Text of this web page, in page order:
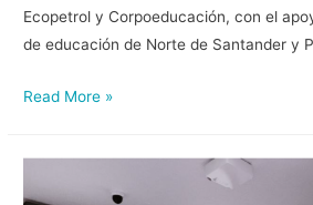
Ecopetrol y Corpoeducación, con el
de educación de Norte de Santander y
Read More »